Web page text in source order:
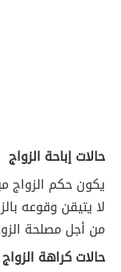
حالات إباحة الزواج
يكون حكم الزواج
لا يتيقن وقوعه
من أجل مصلحة
حالات كراهة الزواج